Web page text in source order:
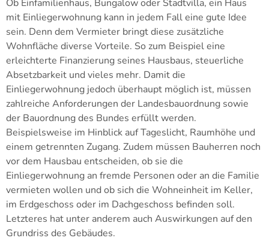
Ob Einfamilienhaus, Bungalow oder Stadtvilla, ein Haus
mit Einliegerwohnung kann in jedem Fall eine gute Idee
sein. Denn dem Vermieter bringt diese zusätzliche
Wohnfläche diverse Vorteile. So zum Beispiel eine
erleichterte Finanzierung seines Hausbaus, steuerliche
Absetzbarkeit und vieles mehr. Damit die
Einliegerwohnung jedoch überhaupt möglich ist, müssen
zahlreiche Anforderungen der Landesbauordnung sowie
der Bauordnung des Bundes erfüllt werden.
Beispielsweise im Hinblick auf Tageslicht, Raumhöhe und
einem getrennten Zugang. Zudem müssen Bauherren noch
vor dem Hausbau entscheiden, ob sie die
Einliegerwohnung an fremde Personen oder an die Familie
vermieten wollen und ob sich die Wohneinheit im Keller,
im Erdgeschoss oder im Dachgeschoss befinden soll.
Letzteres hat unter anderem auch Auswirkungen auf den
Grundriss des Gebäudes.